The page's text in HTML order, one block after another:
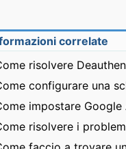
correlate
risolvere
configurare una
impostare Google
risolvere i